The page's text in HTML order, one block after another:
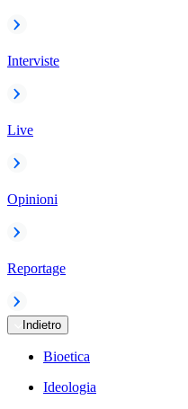
Interviste
Live
Opinioni
Reportage
Indietro
Bioetica
Ideologia